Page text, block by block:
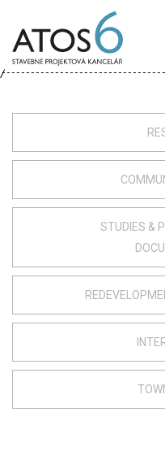
6
STUDIES &